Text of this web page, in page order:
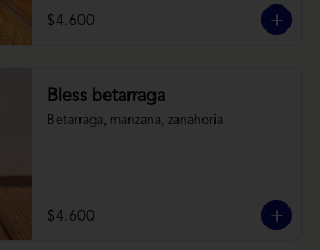
$4.600
Bless betarraga
Betarraga, manzana, zanahoria
$4.600